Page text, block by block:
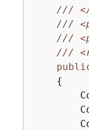
///
///
///
///
{